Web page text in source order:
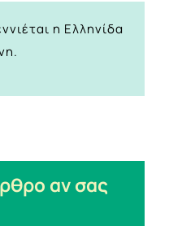
η Ελληνίδα
αν σας